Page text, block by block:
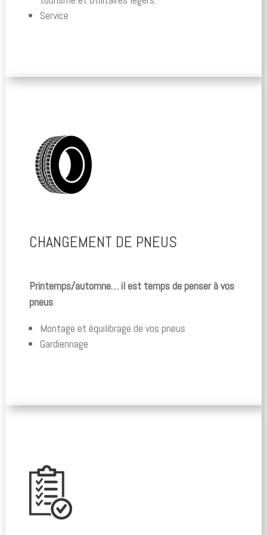
Service
CHANGEMENT DE PNEUS
Printemps/automne… il est temps de penser à vos
pneus
Montage et équilibrage de vos pneus
Gardiennage